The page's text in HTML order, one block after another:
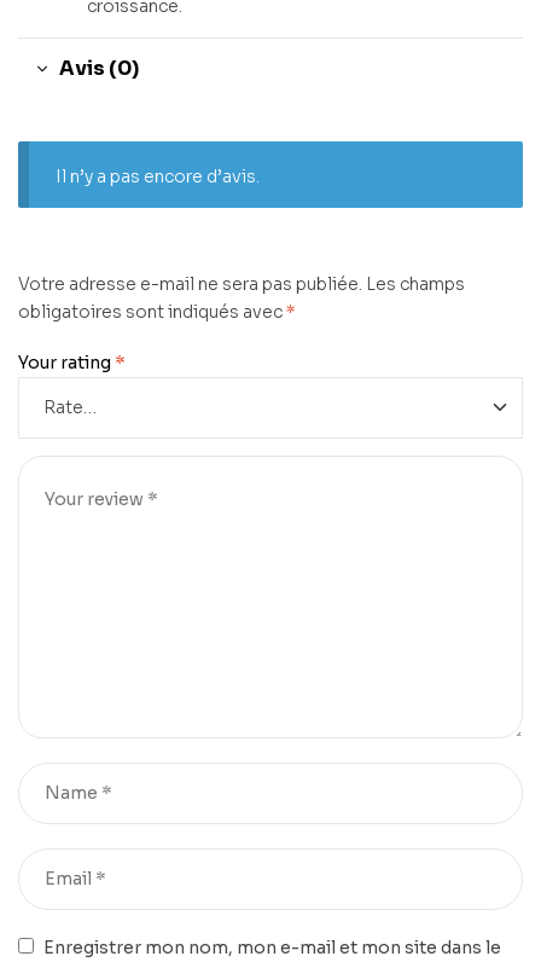
croissance.
Avis (0)
Il n’y a pas encore d’avis.
Votre adresse e-mail ne sera pas publiée. Les champs
obligatoires sont indiqués avec*
Your rating *
Enregistrer mon nom, mon e-mail et mon site dans le